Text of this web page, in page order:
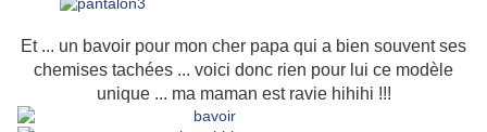
Et ... un bavoir pour mon cher papa qui a bien souvent ses
chemises tachées ... voici donc rien pour lui ce modèle
unique ... ma maman est ravie hihihi !!!